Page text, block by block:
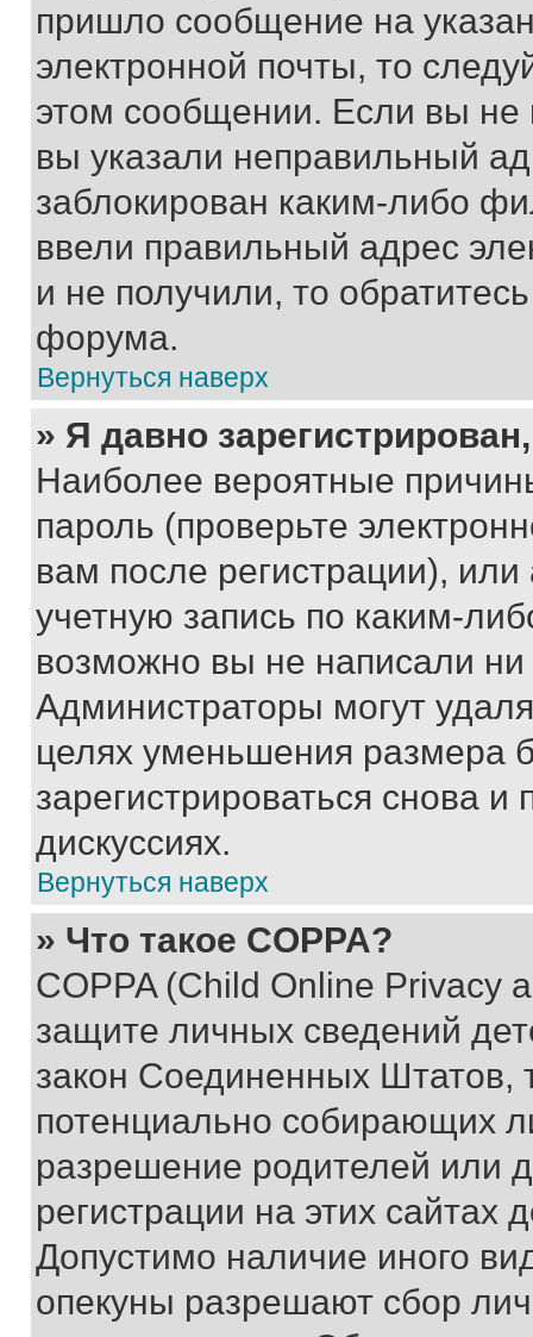
пришло сообщение на
электронной почты, то
этом сообщении. Если вы
вы указали неправильный
заблокирован каким-либо
ввели правильный адрес
и не получили, то
форума.
Вернуться наверх
» Я давно
Наиболее вероятные
пароль (проверьте
вам после регистрации),
учетную запись по каким-
возможно вы не написали
Администраторы могут
целях уменьшения размера
зарегистрироваться снова и
дискуссиях.
Вернуться наверх
» Что такое COPPA?
COPPA (Child Online Privacy
защите личных сведений
закон Соединенных Штатов,
потенциально собирающих
разрешение родителей или
регистрации на этих сайтах
Допустимо наличие иного
опекуны разрешают сбор